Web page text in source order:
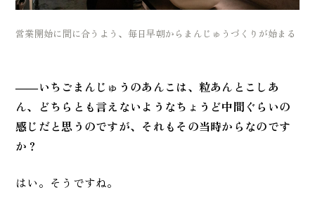
営業開始に間に合うよう、毎日早朝からまんじゅうづくりが始まる
――いちごまんじゅうのあんこは、粒あんとこしあ
ん、どちらとも言えないようなちょうど中間ぐらいの
感じだと思うのですが、それもその当時からなのです
か？
はい。そうですね。